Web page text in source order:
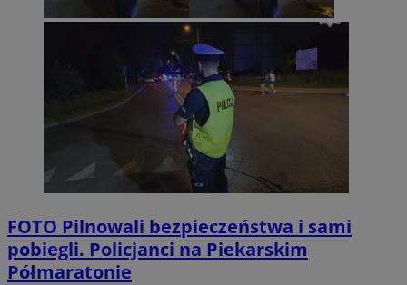
FOTO Pilnowali bezpieczeństwa i sami
pobiegli. Policjanci na Piekarskim
Półmaratonie